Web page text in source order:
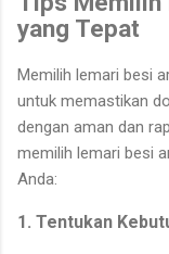
yang Tepat
Memilih lemari besi
untuk memastikan
dengan aman dan
memilih lemari besi
Anda:
1. Tentukan